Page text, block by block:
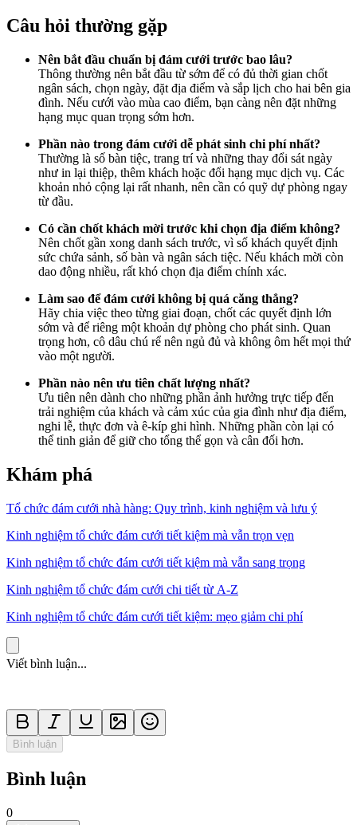
Câu hỏi thường gặp
Nên bắt đầu chuẩn bị đám cưới trước bao lâu?
Thông thường nên bắt đầu từ sớm để có đủ thời gian chốt
ngân sách, chọn ngày, đặt địa điểm và sắp lịch cho hai bên gia
đình. Nếu cưới vào mùa cao điểm, bạn càng nên đặt những
hạng mục quan trọng sớm hơn.
Phần nào trong đám cưới dễ phát sinh chi phí nhất?
Thường là số bàn tiệc, trang trí và những thay đổi sát ngày
như in lại thiệp, thêm khách hoặc đổi hạng mục dịch vụ. Các
khoản nhỏ cộng lại rất nhanh, nên cần có quỹ dự phòng ngay
từ đầu.
Có cần chốt khách mời trước khi chọn địa điểm không?
Nên chốt gần xong danh sách trước, vì số khách quyết định
sức chứa sảnh, số bàn và ngân sách tiệc. Nếu khách mời còn
dao động nhiều, rất khó chọn địa điểm chính xác.
Làm sao để đám cưới không bị quá căng thẳng?
Hãy chia việc theo từng giai đoạn, chốt các quyết định lớn
sớm và để riêng một khoản dự phòng cho phát sinh. Quan
trọng hơn, cô dâu chú rể nên ngủ đủ và không ôm hết mọi thứ
vào một người.
Phần nào nên ưu tiên chất lượng nhất?
Ưu tiên nên dành cho những phần ảnh hưởng trực tiếp đến
trải nghiệm của khách và cảm xúc của gia đình như địa điểm,
nghi lễ, thực đơn và ê-kíp ghi hình. Những phần còn lại có
thể tinh giản để giữ cho tổng thể gọn và cân đối hơn.
Khám phá
Tổ chức đám cưới nhà hàng: Quy trình, kinh nghiệm và lưu ý
Kinh nghiệm tổ chức đám cưới tiết kiệm mà vẫn trọn vẹn
Kinh nghiệm tổ chức đám cưới tiết kiệm mà vẫn sang trọng
Kinh nghiệm tổ chức đám cưới chi tiết từ A-Z
Kinh nghiệm tổ chức đám cưới tiết kiệm: mẹo giảm chi phí
Viết bình luận...
Bình luận
Bình luận
0